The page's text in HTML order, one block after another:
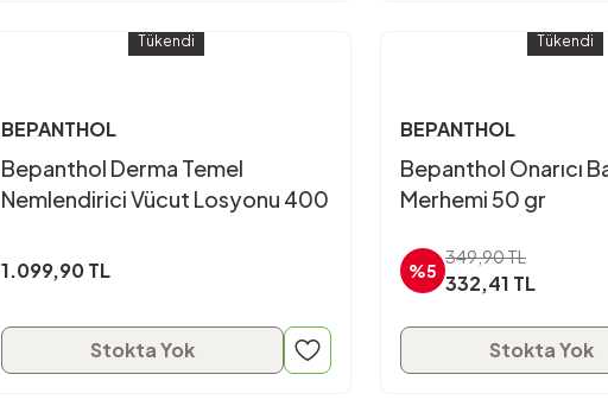
Tükendi
BEPANTHOL
Bepanthol Derma Temel
Nemlendirici Vücut Losyonu 400
1.099,90 TL
Stokta Yok
Tükendi
BEPANTHOL
Bepanthol Onarıcı
Merhemi 50 gr
%5
349,90 TL
332,41 TL
Stokta Yok